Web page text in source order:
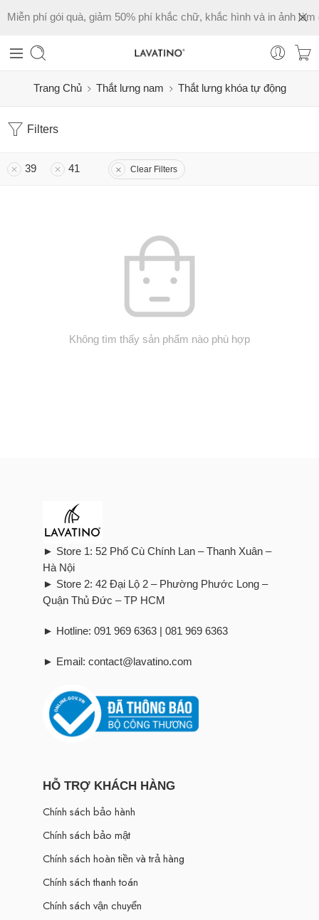
Miễn phí gói quà, giảm 50% phí khắc chữ, khắc hình và in ảnh làm
Trang Chủ Thắt lưng nam Thắt lưng khóa tự động
Filters
39 41 Clear Filters
Không tìm thấy sản phẩm nào phù hợp
► Store 1: 52 Phố Cù Chính Lan – Thanh Xuân –
Hà Nội
► Store 2: 42 Đại Lộ 2 – Phường Phước Long –
Quận Thủ Đức – TP HCM
► Hotline: 091 969 6363 | 081 969 6363
► Email: contact@lavatino.com
HỖ TRỢ KHÁCH HÀNG
Chính sách bảo hành
Chính sách bảo mật
Chính sách hoàn tiền và trả hàng
Chính sách thanh toán
Chính sách vận chuyển